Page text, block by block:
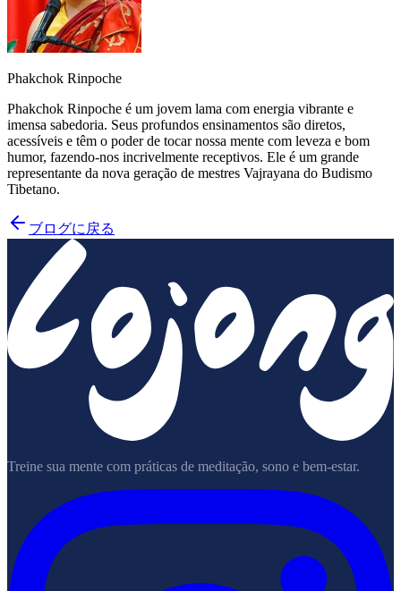
Phakchok Rinpoche
Phakchok Rinpoche é um jovem lama com energia vibrante e
imensa sabedoria. Seus profundos ensinamentos são diretos,
acessíveis e têm o poder de tocar nossa mente com leveza e bom
humor, fazendo-nos incrivelmente receptivos. Ele é um grande
representante da nova geração de mestres Vajrayana do Budismo
Tibetano.
ブログに戻る
Treine sua mente com práticas de meditação, sono e bem-estar.